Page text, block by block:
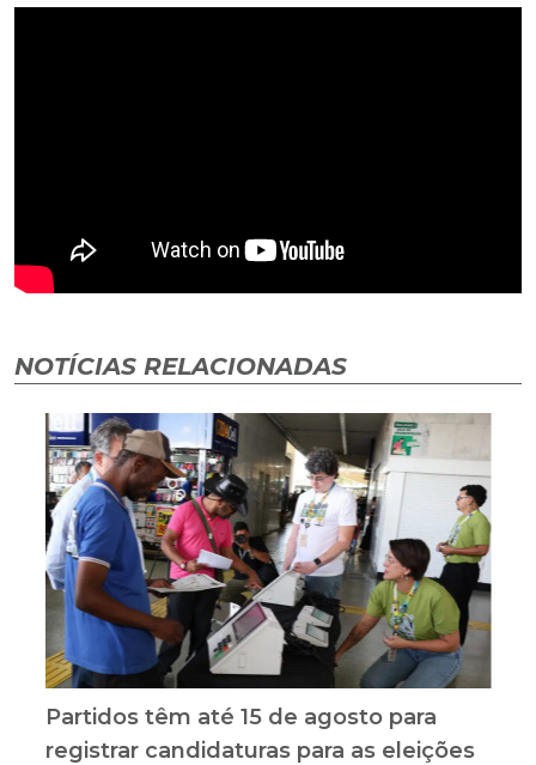
NOTÍCIAS RELACIONADAS
Partidos têm até 15 de agosto para
registrar candidaturas para as eleições